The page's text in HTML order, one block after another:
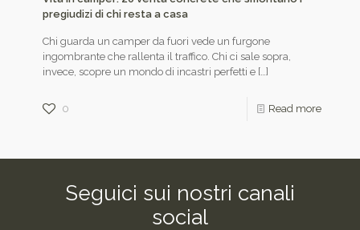
pregiudizi di chi resta a casa
Chi guarda un camper da fuori vede un furgone
ingombrante che rallenta il traffico. Chi ci sale sopra,
invece, scopre un mondo di incastri perfetti e […]
0 Read more
Seguici sui nostri canali
social